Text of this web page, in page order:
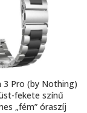
3 Pro (by Nothing)
fekete színű
„fém” óraszíj